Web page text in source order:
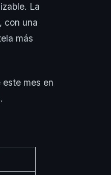
La
con una
más
mes en